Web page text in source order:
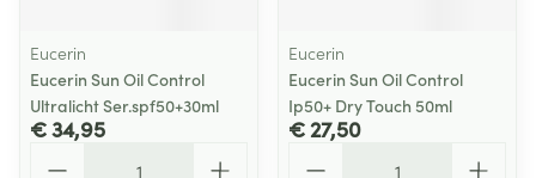
Eucerin
Eucerin Sun Oil Control
Ultralicht Ser.spf50+30ml
€ 34,95
Eucerin
Eucerin Sun Oil Control
Ip50+ Dry Touch 50ml
€ 27,50